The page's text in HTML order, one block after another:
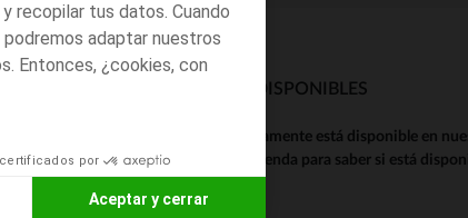
recopilar tus datos. Cuando
adaptar nuestros
Entonces, ¿cookies, con
por
Aceptar y cerrar
MODOS DE ENVÍO DISPONIBLES
Este producto solamente está disponible en
contacto con tu tienda para saber si está